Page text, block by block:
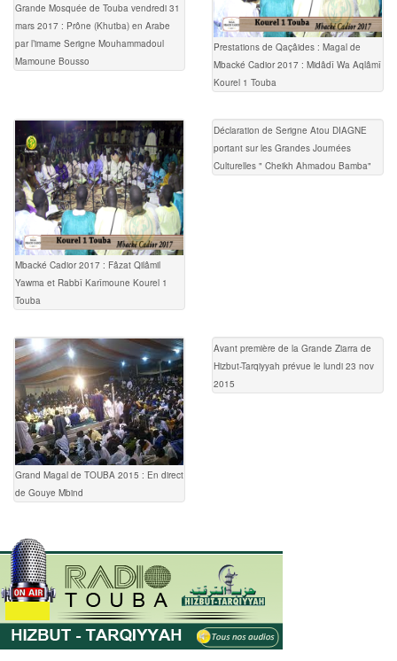
Grande Mosquée de Touba vendredi 31
mars 2017 : Prône (Khutba) en Arabe
par l’imame Serigne Mouhammadoul
Mamoune Bousso
Prestations de Qaçâides : Magal de
Mbacké Cadior 2017 : Midâdî Wa Aqlâmî
Kourel 1 Touba
Mbacké Cadior 2017 : Fâzat Qilâmil
Yawma et Rabbî Karîmoune Kourel 1
Touba
Déclaration de Serigne Atou DIAGNE
portant sur les Grandes Journées
Culturelles " Cheikh Ahmadou Bamba"
Grand Magal de TOUBA 2015 : En direct
de Gouye Mbind
Avant première de la Grande Ziarra de
Hizbut-Tarqiyyah prévue le lundi 23 nov
2015